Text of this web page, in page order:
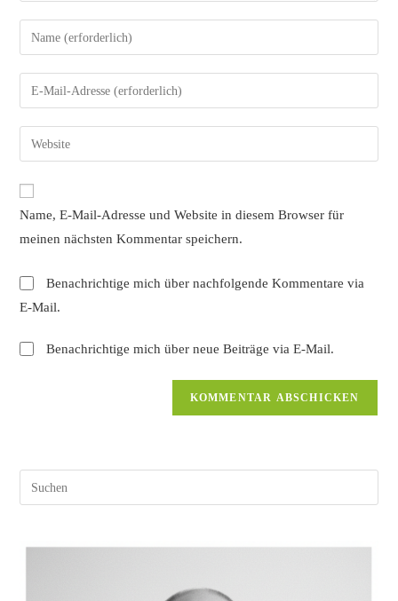
Gib
deinen
Namen
oder
zum
Kommentieren
ein
Gib
deine
E-
Mail-
zum
Kommentieren
ein
Gib
deine
Website-
(optional)
Name, E-Mail-Adresse und Website in diesem Browser für
meinen nächsten Kommentar speichern.
Benachrichtige mich über nachfolgende Kommentare via
E-Mail.
Benachrichtige mich über neue Beiträge via E-Mail.